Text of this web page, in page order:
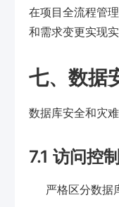
在项目全流程管
和需求变更实现
七、数据
数据库安全和灾
7.1 访问控
严格区分数据